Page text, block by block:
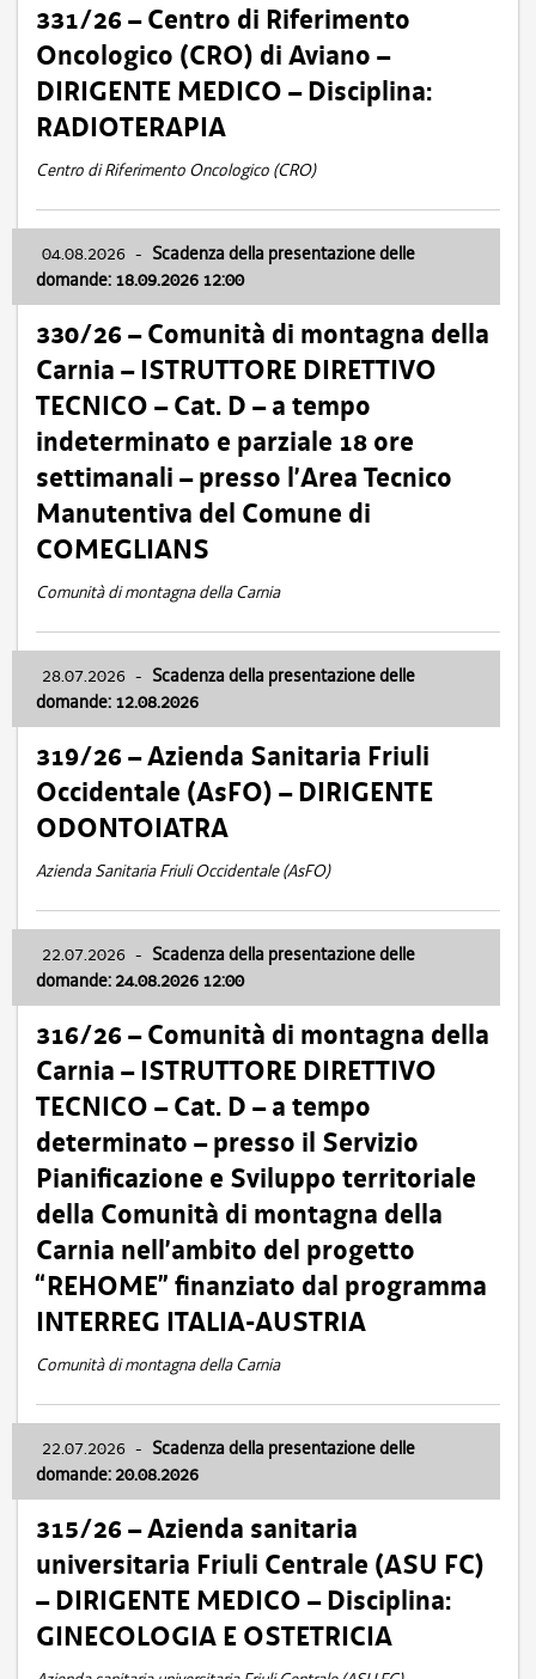
331/26 – Centro di Riferimento
Oncologico (CRO) di Aviano –
DIRIGENTE MEDICO – Disciplina:
RADIOTERAPIA
Centro di Riferimento Oncologico (CRO)
04.08.2026 - Scadenza della presentazione delle
domande: 18.09.2026 12:00
330/26 – Comunità di montagna della
Carnia – ISTRUTTORE DIRETTIVO
TECNICO – Cat. D – a tempo
indeterminato e parziale 18 ore
settimanali – presso l’Area Tecnico
Manutentiva del Comune di
COMEGLIANS
Comunità di montagna della Carnia
28.07.2026 - Scadenza della presentazione delle
domande: 12.08.2026
319/26 – Azienda Sanitaria Friuli
Occidentale (AsFO) – DIRIGENTE
ODONTOIATRA
Azienda Sanitaria Friuli Occidentale (AsFO)
22.07.2026 - Scadenza della presentazione delle
domande: 24.08.2026 12:00
316/26 – Comunità di montagna della
Carnia – ISTRUTTORE DIRETTIVO
TECNICO – Cat. D – a tempo
determinato – presso il Servizio
Pianificazione e Sviluppo territoriale
della Comunità di montagna della
Carnia nell’ambito del progetto
“REHOME” finanziato dal programma
INTERREG ITALIA-AUSTRIA
Comunità di montagna della Carnia
22.07.2026 - Scadenza della presentazione delle
domande: 20.08.2026
315/26 – Azienda sanitaria
universitaria Friuli Centrale (ASU FC)
– DIRIGENTE MEDICO – Disciplina:
GINECOLOGIA E OSTETRICIA